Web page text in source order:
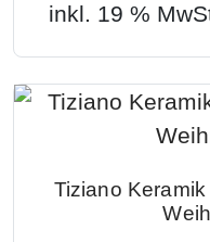
inkl. 19 %
Tiziano